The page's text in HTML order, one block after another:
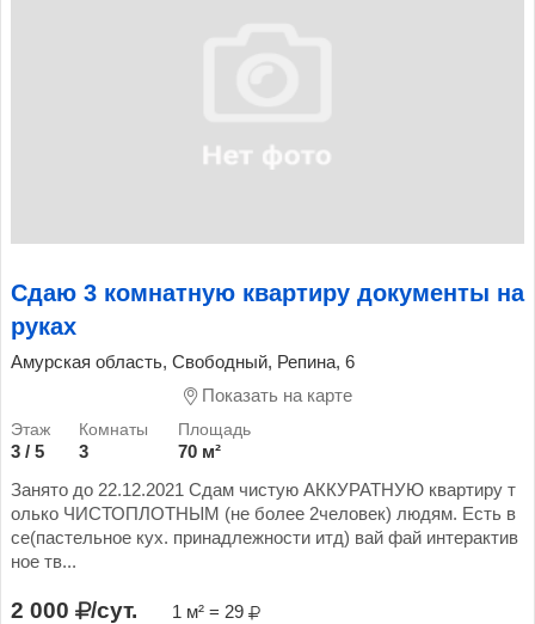
Сдаю 3 комнатную квартиру документы на
руках
Амурская область, Свободный, Репина, 6
Показать на карте
3 / 5 3
70 м²
Занято до 22.12.2021 Сдам чистую АККУРАТНУЮ квартиру т
олько ЧИСТОПЛОТНЫМ (не более 2человек) людям. Есть в
се(пастельное кух. принадлежности итд) вай фай интерактив
ное тв...
2 000 /сут. 1 м² = 29